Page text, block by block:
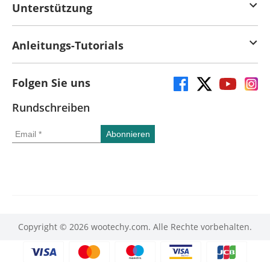
Unterstützung
Anleitungs-Tutorials
Folgen Sie uns
Rundschreiben
Copyright © 2026 wootechy.com. Alle Rechte vorbehalten.